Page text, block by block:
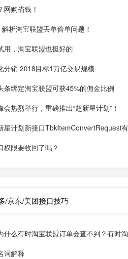
购省钱！
析淘宝联盟丢单偷单问题！
用，淘宝联盟也挺好的
分销 2018目标1万亿交易规模
条绑定淘宝联盟可获45%的佣金比例
热烈举行，重磅推出“超新星计划”！
星计划新接口TbkItemConvertRequest
权限要收回了吗？
/京东/美团接口技巧
什么有时淘宝联盟订单会查不到？有时
词解释